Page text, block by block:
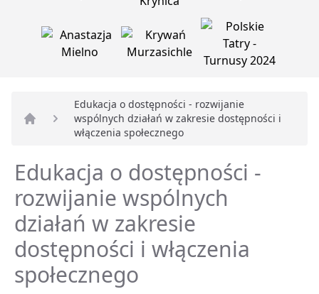
Strona główna
Edukacja o dostępności - rozwijanie
wspólnych działań w zakresie dostępności i
włączenia społecznego
Edukacja o dostępności -
rozwijanie wspólnych
działań w zakresie
dostępności i włączenia
społecznego